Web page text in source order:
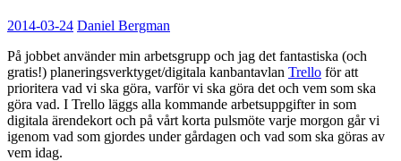
2014-03-24 Daniel Bergman
På jobbet använder min arbetsgrupp och jag det fantastiska (och
gratis!) planeringsverktyget/digitala kanbantavlan Trello för att
prioritera vad vi ska göra, varför vi ska göra det och vem som ska
göra vad. I Trello läggs alla kommande arbetsuppgifter in som
digitala ärendekort och på vårt korta pulsmöte varje morgon går vi
igenom vad som gjordes under gårdagen och vad som ska göras av
vem idag.